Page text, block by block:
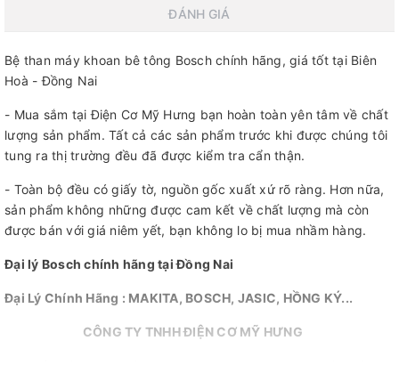
ĐÁNH GIÁ
Bệ than máy khoan bê tông Bosch chính hãng, giá tốt tại Biên
Hoà - Đồng Nai
- Mua sắm tại Điện Cơ Mỹ Hưng bạn hoàn toàn yên tâm về chất
lượng sản phẩm. Tất cả các sản phẩm trước khi được chúng tôi
tung ra thị trường đều đã được kiểm tra cẩn thận.
- Toàn bộ đều có giấy tờ, nguồn gốc xuất xứ rõ ràng. Hơn nữa,
sản phẩm không những được cam kết về chất lượng mà còn
được bán với giá niêm yết, bạn không lo bị mua nhầm hàng.
Đại lý Bosch chính hãng tại Đồng Nai
Đại Lý Chính Hãng : MAKITA, BOSCH, JASIC, HỒNG KÝ...
CÔNG TY TNHH ĐIỆN CƠ MỸ HƯNG